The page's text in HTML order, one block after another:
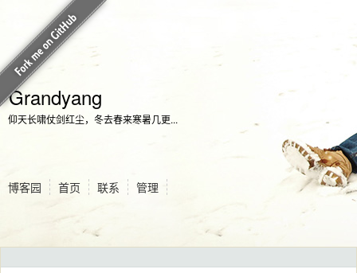
Grandyang
仰天长啸仗剑红尘，冬去春来寒暑几更...
博客园 首页 联系 管理